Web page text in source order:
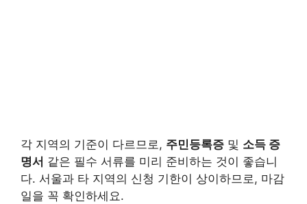
각 지역의 기준이 다르므로, 주민등록증 및 소득 증
명서 같은 필수 서류를 미리 준비하는 것이 좋습니
다. 서울과 타 지역의 신청 기한이 상이하므로, 마감
일을 꼭 확인하세요.